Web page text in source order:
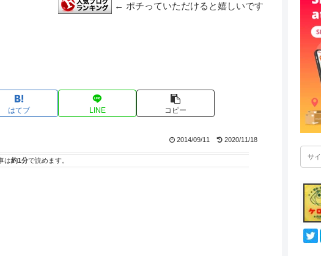
← ポチっていただけると嬉しいです
はてブ LINE コピー
2014/09/11 2020/11/18
は約1分で読めます。